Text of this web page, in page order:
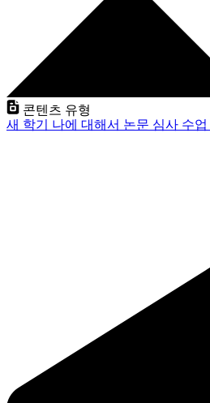
콘텐츠 유형
새 학기 나에 대해서 논문 심사 수업